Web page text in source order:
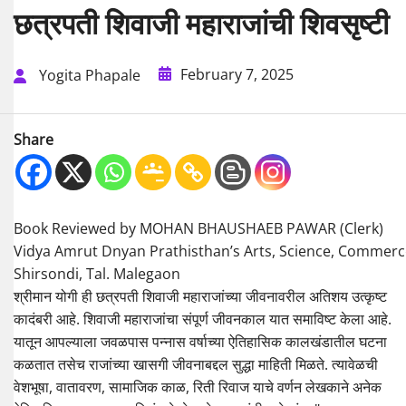
छत्रपती शिवाजी महाराजांची शिवसृष्टी
Yogita Phapale February 7, 2025
Share
Book Reviewed by MOHAN BHAUSHAEB PAWAR (Clerk)
Vidya Amrut Dnyan Prathisthan’s Arts, Science,
Shirsondi, Tal. Malegaon
श्रीमान योगी ही छत्रपती शिवाजी महाराजांच्या जीवनावरील अतिशय उत्कृष्ट
कादंबरी आहे. शिवाजी महाराजांचा संपूर्ण जीवनकाल यात समाविष्ट केला आहे.
यातून आपल्याला जवळपास पन्नास वर्षाच्या ऐतिहासिक कालखंडातील घटना
कळतात तसेच राजांच्या खासगी जीवनाबद्दल सुद्धा माहिती मिळते. त्यावेळची
वेशभूषा, वातावरण, सामाजिक काळ, रिती रिवाज याचे वर्णन लेखकाने अनेक